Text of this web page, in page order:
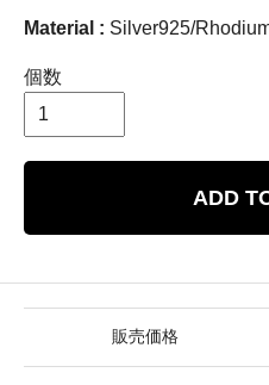
Material : Silver925/
個数
ADD
販売価格